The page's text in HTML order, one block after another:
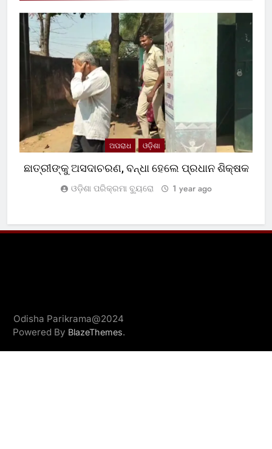
ଅପରାଧ ଓଡ଼ିଶା
ଛାତ୍ରୀଙ୍କୁ ଅସଦାଚରଣ, ବନ୍ଧା ହେଲେ ପ୍ରଧାନ ଶିକ୍ଷକ
ଓଡ଼ିଶା ପରିକ୍ରମା ବ୍ୟୁରୋ 1 year ago
Odisha Parikrama@2024
Powered By BlazeThemes.